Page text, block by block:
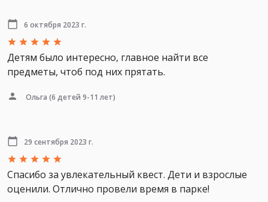
6 октября 2023 г.
Детям было интересно, главное найти все
предметы, чтоб под них прятать.
Ольга (6 детей 9-11 лет)
29 сентября 2023 г.
Спасибо за увлекательный квест. Дети и взрослые
оценили. Отлично провели время в парке!